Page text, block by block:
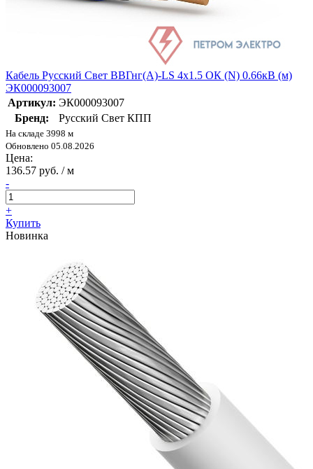
Кабель Русский Свет ВВГнг(А)-LS 4х1.5 ОК (N) 0.66кВ (м)
ЭК000093007
Артикул: ЭК000093007
Бренд:
Русский Свет КПП
На складе 3998 м
Обновлено 05.08.2026
Цена:
136.57 руб. / м
-
+
Купить
Новинка